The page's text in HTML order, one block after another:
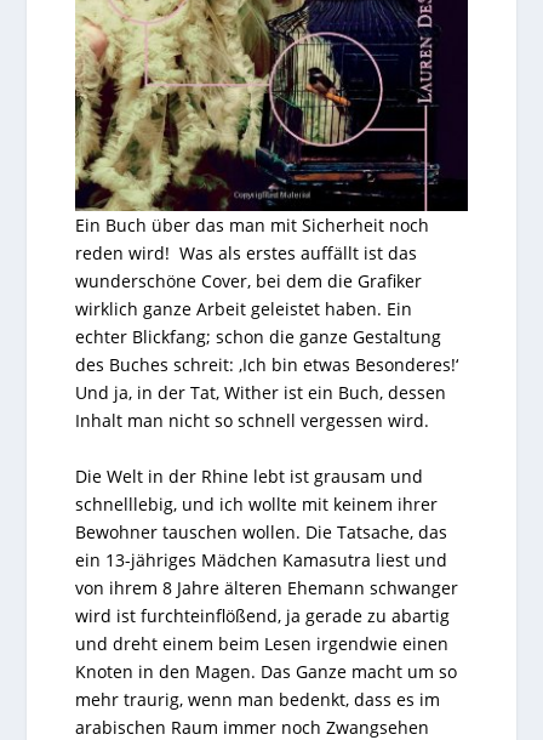
Ein Buch über das man mit Sicherheit noch
reden wird! Was als erstes auffällt ist das
wunderschöne Cover, bei dem die Grafiker
wirklich ganze Arbeit geleistet haben. Ein
echter Blickfang; schon die ganze Gestaltung
des Buches schreit: ‚Ich bin etwas Besonderes!‘
Und ja, in der Tat, Wither ist ein Buch, dessen
Inhalt man nicht so schnell vergessen wird.
Die Welt in der Rhine lebt ist grausam und
schnelllebig, und ich wollte mit keinem ihrer
Bewohner tauschen wollen. Die Tatsache, das
ein 13-jähriges Mädchen Kamasutra liest und
von ihrem 8 Jahre älteren Ehemann schwanger
wird ist furchteinflößend, ja gerade zu abartig
und dreht einem beim Lesen irgendwie einen
Knoten in den Magen. Das Ganze macht um so
mehr traurig, wenn man bedenkt, dass es im
arabischen Raum immer noch Zwangsehen